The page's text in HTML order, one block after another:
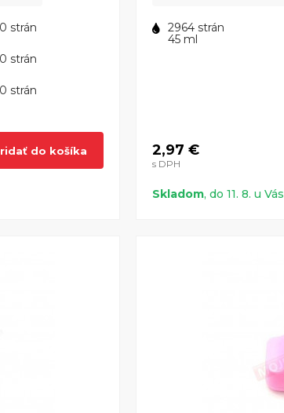
strán
strán
strán
do košíka
2964 strán
45 ml
2,97 €
s DPH
Skladom, do 11. 8. u Vás